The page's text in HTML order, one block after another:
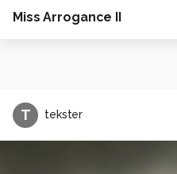
Miss Arrogance II
T tekster